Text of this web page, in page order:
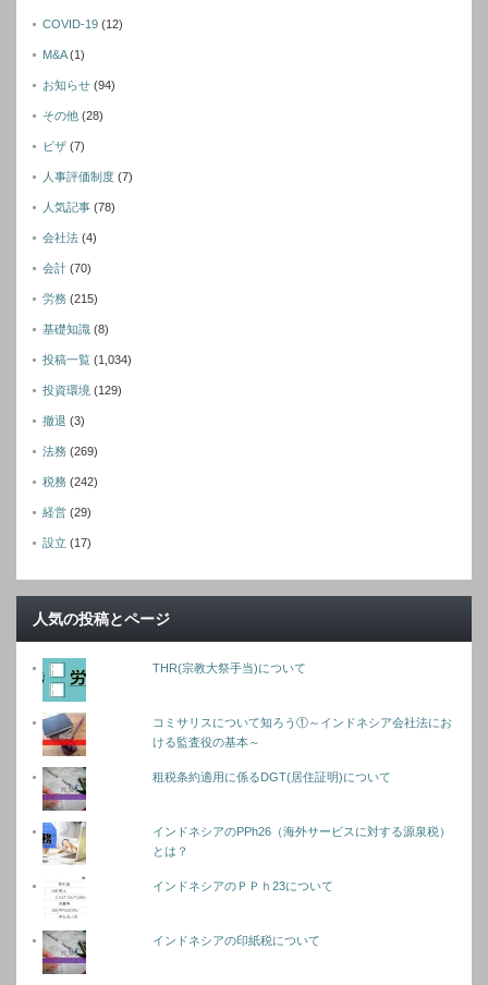
COVID-19 (12)
M&A(1)
お知らせ (94)
その他 (28)
ビザ (7)
人事評価制度 (7)
人気記事 (78)
会社法 (4)
会計 (70)
労務 (215)
基礎知識 (8)
投稿一覧 (1,034)
投資環境 (129)
撤退 (3)
法務 (269)
税務 (242)
経営 (29)
設立 (17)
人気の投稿とページ
THR(宗教大祭手当)について
コミサリスについて知ろう①～インドネシア会社法にお
ける監査役の基本～
租税条約適用に係るDGT(居住証明)について
インドネシアのPPh26（海外サービスに対する源泉税）
とは？
インドネシアのＰＰｈ23について
インドネシアの印紙税について